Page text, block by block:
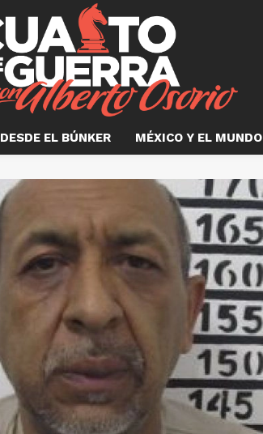
DESDE EL BÚNKER MÉXICO Y EL MUNDO